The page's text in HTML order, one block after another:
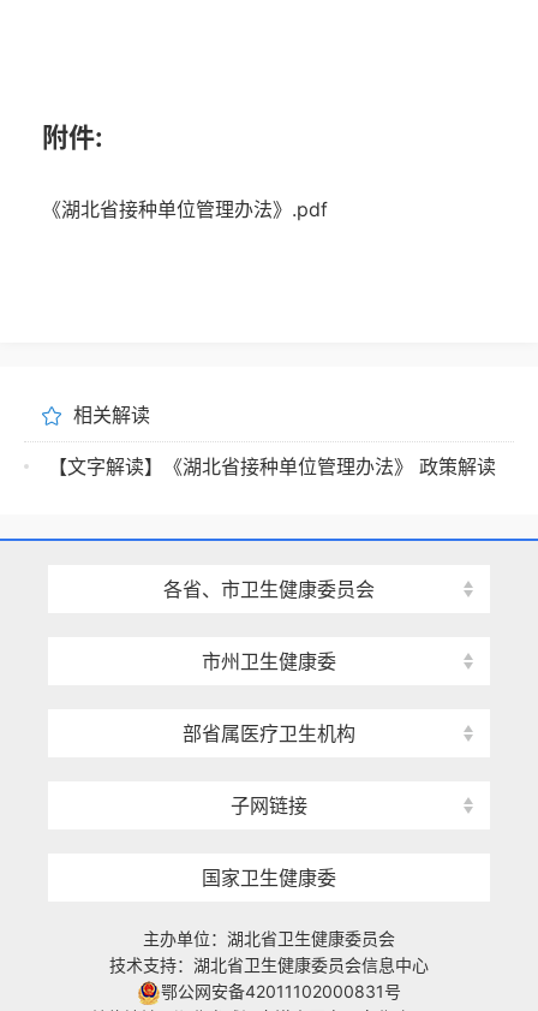
附件:
《湖北省接种单位管理办法》.pdf
相关解读
【文字解读】《湖北省接种单位管理办法》 政策解读
各省、市卫生健康委员会
市州卫生健康委
部省属医疗卫生机构
子网链接
国家卫生健康委
主办单位：湖北省卫生健康委员会
技术支持：湖北省卫生健康委员会信息中心
鄂公网安备42011102000831号